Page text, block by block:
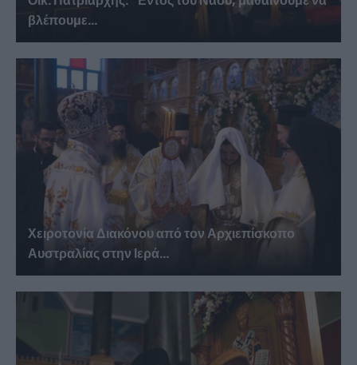
βλέπουμε...
Χειροτονία Διακόνου από τον Αρχιεπίσκοπο
Αυστραλίας στην Ιερά...